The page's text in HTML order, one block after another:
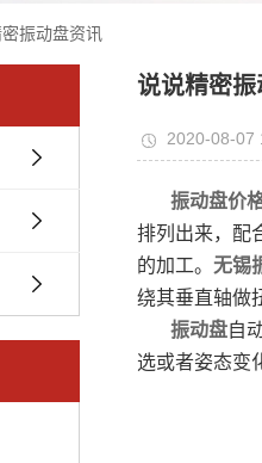
振动盘资讯
说说精密
2020-08-07
振动盘价
排列出来，配
的加工。 无锡
绕其垂直轴做
振动盘自
选或者姿态变